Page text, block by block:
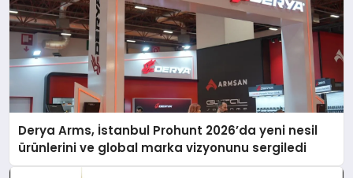
Derya Arms, İstanbul Prohunt 2026’da yeni nesil
ürünlerini ve global marka vizyonunu sergiledi